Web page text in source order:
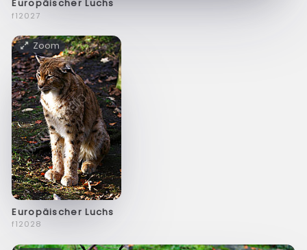
Europäischer Luchs
f12027
Zoom
Europäischer Luchs
f12028